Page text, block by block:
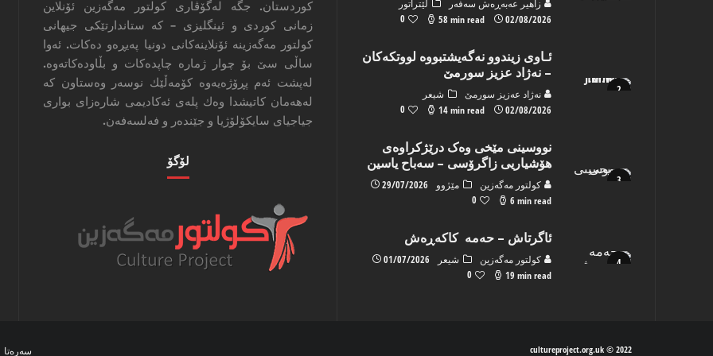
زاهیر عه‌به‌ڕه‌ش سه‌فه‌ر
لێتراتور
02/08/2026
58 min read
0
ئـاوی زیندوو نه‌گه‌یشتبووه‌ لووتكه‌كان
– نه‌ژاد عزیز سورمێ
نه‌ژاد عه‌زیز سورمێ
شیعر
02/08/2026
14 min read
0
نووسینی مێخی وەک درێژکراوەی
هۆشیاریی زاگرۆسی – سەباح یاسین
كولتور مه‌گه‌زین مێژوو
29/07/2026
6 min read
0
ئاگرتاش – حەمە کاکەڕەش
كولتور مه‌گه‌زین شیعر
01/07/2026
19 min read
0
كوردستان. جگه‌ له‌گۆڤاری كولتور مه‌گه‌زین ئۆنلاین
زمانی كوردی و ئینگلیزی – كه‌ ستاندارتێكی جیهانی
كولتور مه‌گه‌زینه‌ ئۆنلاینه‌كانی دونیا په‌یڕه‌و ده‌كات. ئه‌وا
‌ساڵی سێ بۆ چوار ژماره‌ چاپده‌كات و بڵاوده‌كاته‌وه‌.
له‌پشت ئه‌م پڕۆژه‌یه‌وه‌ كۆمه‌ڵێك نوسه‌ر وه‌ستاون كه‌
له‌هه‌مان كاتیشدا وه‌ك پله‌ی ئه‌كادیمی شاره‌زای بواری
جیاجیای سایكۆلۆژیا و جێنده‌ر و فه‌لسه‌فه‌ن.
لۆگۆ
2022 © cultureproject.org.uk سه‌ره‌تا